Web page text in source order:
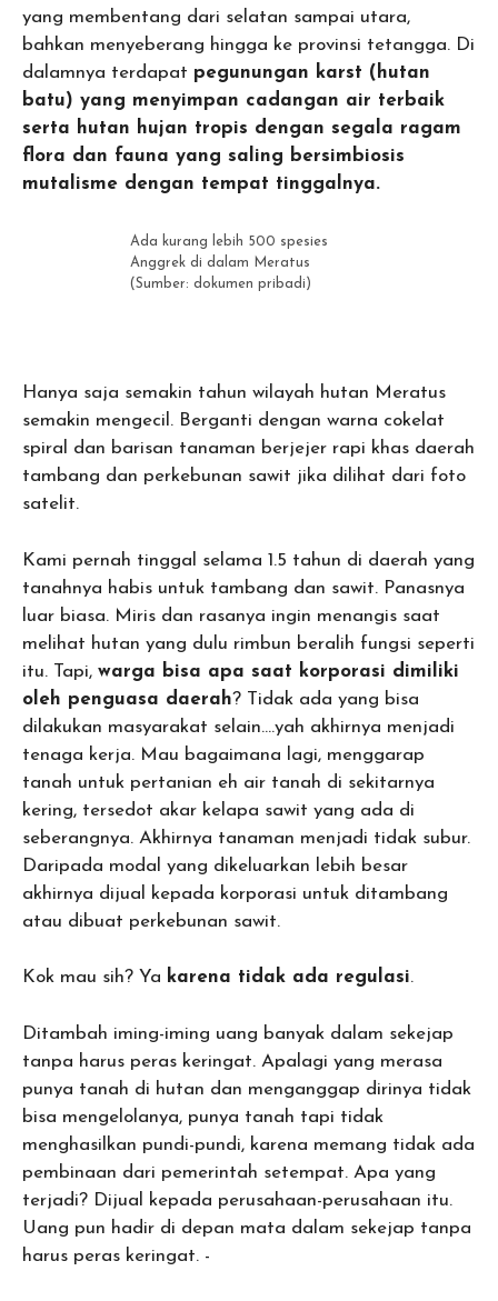
yang membentang dari selatan sampai utara,
bahkan menyeberang hingga ke provinsi tetangga. Di
dalamnya terdapat pegunungan karst (hutan
batu) yang menyimpan cadangan air terbaik
serta hutan hujan tropis dengan segala ragam
flora dan fauna yang saling bersimbiosis
mutalisme dengan tempat tinggalnya.
Ada kurang lebih 500 spesies
Anggrek di dalam Meratus
(Sumber: dokumen pribadi)
Hanya saja semakin tahun wilayah hutan Meratus
semakin mengecil. Berganti dengan warna cokelat
spiral dan barisan tanaman berjejer rapi khas daerah
tambang dan perkebunan sawit jika dilihat dari foto
satelit.
Kami pernah tinggal selama 1.5 tahun di daerah yang
tanahnya habis untuk tambang dan sawit. Panasnya
luar biasa. Miris dan rasanya ingin menangis saat
melihat hutan yang dulu rimbun beralih fungsi seperti
itu. Tapi, warga bisa apa saat korporasi dimiliki
oleh penguasa daerah? Tidak ada yang bisa
dilakukan masyarakat selain….yah akhirnya menjadi
tenaga kerja. Mau bagaimana lagi, menggarap
tanah untuk pertanian eh air tanah di sekitarnya
kering, tersedot akar kelapa sawit yang ada di
seberangnya. Akhirnya tanaman menjadi tidak subur.
Daripada modal yang dikeluarkan lebih besar
akhirnya dijual kepada korporasi untuk ditambang
atau dibuat perkebunan sawit.
Kok mau sih? Ya karena tidak ada regulasi.
Ditambah iming-iming uang banyak dalam sekejap
tanpa harus peras keringat. Apalagi yang merasa
punya tanah di hutan dan menganggap dirinya tidak
bisa mengelolanya, punya tanah tapi tidak
menghasilkan pundi-pundi, karena memang tidak ada
pembinaan dari pemerintah setempat. Apa yang
terjadi? Dijual kepada perusahaan-perusahaan itu.
Uang pun hadir di depan mata dalam sekejap tanpa
harus peras keringat. -